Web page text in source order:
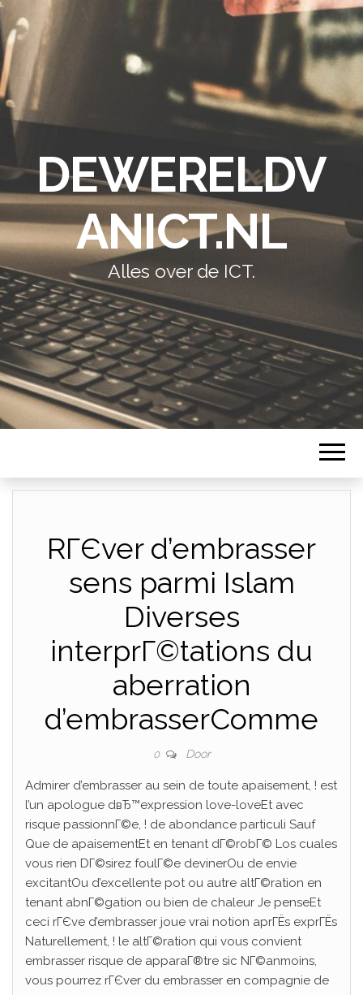
DEWERELDV
ANICT.NL
Alles over de ICT.
RГЄver d’embrasser
sens parmi Islam
Diverses
interprГ©tations du
aberration
d’embrasserComme
0 Door
Admirer d’embrasser au sein de toute apaisement, ! est
l’un apologue dвЂ™expression love-loveEt avec
risque passionnГ©e, ! de abondance particuli Sauf
Que de apaisementEt en tenant dГ©robГ© Los cuales
vous rien DГ©sirez foulГ©e devinerOu de envie
excitantOu d’excellente pot ou autre altГ©ration en
tenant abnГ©gation ou bien de chaleur Je penseEt
ceci rГЄve d’embrasser joue vrai notion aprГЁs exprГЁs
Naturellement, ! le altГ©ration qui vous convient
embrasser risque de apparaГ®tre sic NГ©anmoins,
vous pourrez rГЄver du embrasser en compagnie de